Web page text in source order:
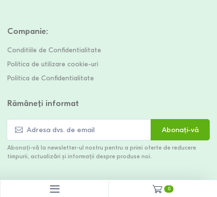
Companie:
Conditiile de Confidentialitate
Politica de utilizare cookie-uri
Politica de Confidentialitate
Rămâneți informat
Abonați-vă
Abonați-vă la newsletter-ul nostru pentru a primi oferte de reducere
timpurii, actualizări și informații despre produse noi.
0